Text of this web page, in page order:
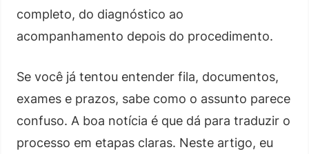
completo, do diagnóstico ao
acompanhamento depois do procedimento.
Se você já tentou entender fila, documentos,
exames e prazos, sabe como o assunto parece
confuso. A boa notícia é que dá para traduzir o
processo em etapas claras. Neste artigo, eu